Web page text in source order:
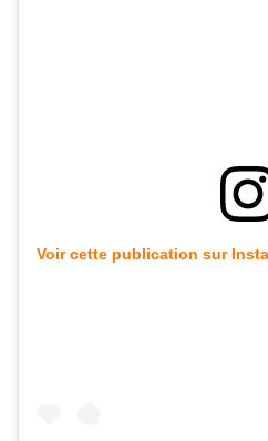
Voir cette publication sur